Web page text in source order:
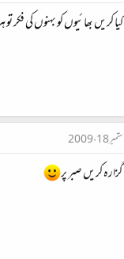
کیا کریں بھائیوں کو بہنوں کی
ستمبر 18، 2009
گزارہ کریں صبر پر